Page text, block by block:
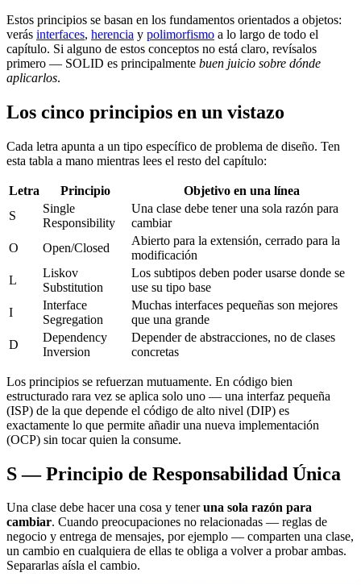
Estos principios se basan en los fundamentos orientados a objetos:
verás interfaces, herencia y polimorfismo a lo largo de todo el
capítulo. Si alguno de estos conceptos no está claro, revísalos
primero — SOLID es principalmente buen juicio sobre dónde
aplicarlos.
Los cinco principios en un vistazo
Cada letra apunta a un tipo específico de problema de diseño. Ten
esta tabla a mano mientras lees el resto del capítulo:
Letra Principio
Objetivo en una línea
S
Single
Responsibility
Una clase debe tener una sola razón para
cambiar
O
Open/Closed
Abierto para la extensión, cerrado para la
modificación
L
Liskov
Substitution
Los subtipos deben poder usarse donde se
use su tipo base
I
Interface
Segregation
Muchas interfaces pequeñas son mejores
que una grande
D
Dependency
Inversion
Depender de abstracciones, no de clases
concretas
Los principios se refuerzan mutuamente. En código bien
estructurado rara vez se aplica solo uno — una interfaz pequeña
(ISP) de la que depende el código de alto nivel (DIP) es
exactamente lo que permite añadir una nueva implementación
(OCP) sin tocar quien la consume.
S — Principio de Responsabilidad Única
Una clase debe hacer una cosa y teneruna sola razón para
cambiar. Cuando preocupaciones no relacionadas — reglas de
negocio y entrega de mensajes, por ejemplo — comparten una clase,
un cambio en cualquiera de ellas te obliga a volver a probar ambas.
Separarlas aísla el cambio.